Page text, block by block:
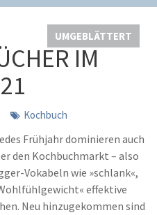
UMGEBLÄTTERT
IM
Kochbuch
Frühjahr dominieren auch
den Kochbuchmarkt – also
Vokabeln wie »schlank«,
effektive
Neu hinzugekommen sind